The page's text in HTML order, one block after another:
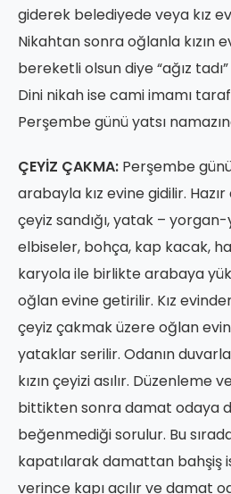
giderek belediyede veya kız
Nikahtan sonra oğlanla kızın
bereketli olsun diye “ağız
Dini nikah ise cami imamı
Perşembe günü yatsı
ÇEYİZ ÇAKMA: Perşembe
arabayla kız evine gidilir.
çeyiz sandığı, yatak – yorgan-
elbiseler, bohça, kap kacak,
karyola ile birlikte arabaya
oğlan evine getirilir. Kız
çeyiz çakmak üzere oğlan
yataklar serilir. Odanın
kızın çeyizi asılır. Düzenleme
bittikten sonra damat odaya
beğenmediği sorulur. Bu
kapatılarak damattan bahşiş
verince kapı açılır ve damat